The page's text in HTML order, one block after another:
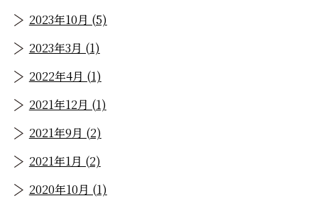
2023年10月 (5)
2023年3月 (1)
2022年4月 (1)
2021年12月 (1)
2021年9月 (2)
2021年1月 (2)
2020年10月 (1)